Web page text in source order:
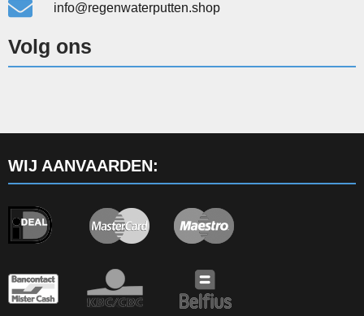
info@regenwaterputten.shop
Volg ons
WIJ AANVAARDEN: